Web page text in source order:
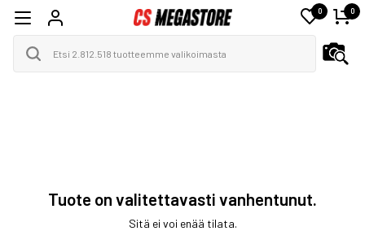
0 0
Tuote on valitettavasti vanhentunut.
Sitä ei voi enää tilata.